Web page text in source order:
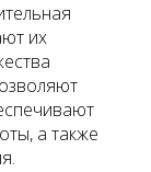
их
а также